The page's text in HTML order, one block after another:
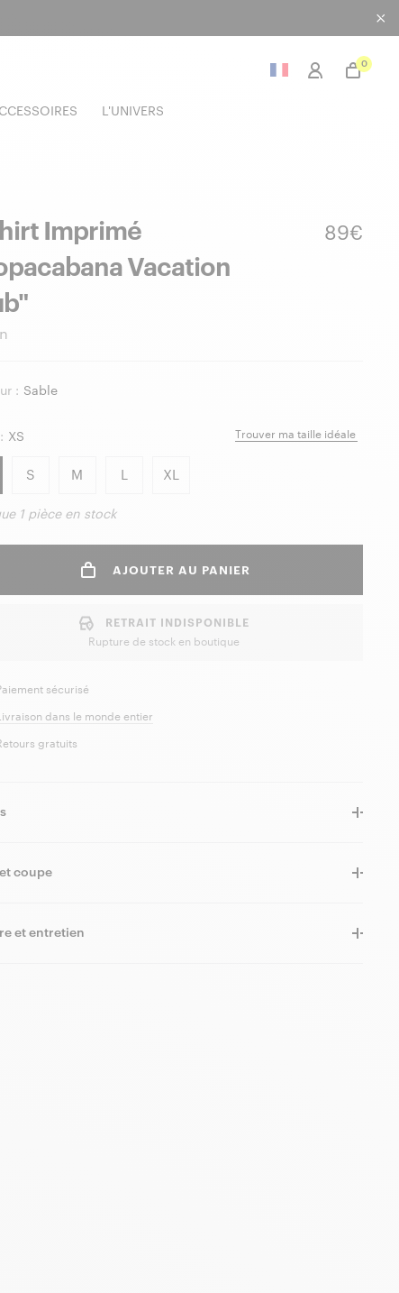
0
L'UNIVERS
Imprimé
Vacation
89€
: Sable
XS
S M XL
Trouver ma taille idéale
1 pièceen stock
AJOUTER AU PANIER
RETRAIT INDISPONIBLE
Rupture de stock en boutique
sécurisé
Livraison dans le monde entier
gratuits
coupe
et entretien